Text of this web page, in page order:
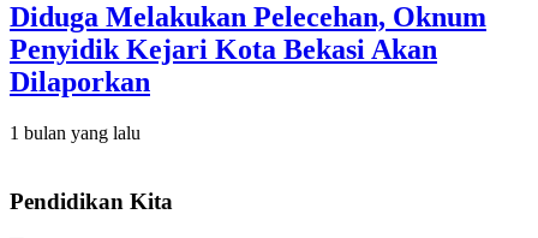
Diduga Melakukan Pelecehan, Oknum
Penyidik Kejari Kota Bekasi Akan
Dilaporkan
1 bulan yang lalu
Pendidikan Kita